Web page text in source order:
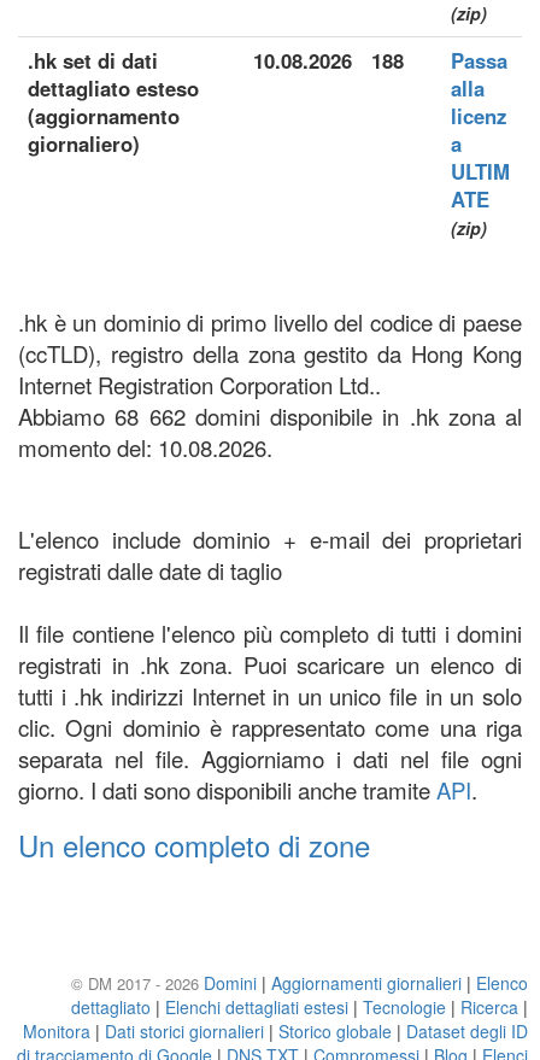
(zip)
.hk set di dati
dettagliato esteso
(aggiornamento
giornaliero)
10.08.2026 188
Passa
alla
licenz
a
ULTIM
ATE
(zip)
.hk è un dominio di primo livello del codice di paese
(ccTLD), registro della zona gestito da Hong Kong
Internet Registration Corporation Ltd..
Abbiamo 68 662 domini disponibile in .hk zona al
momento del: 10.08.2026.
L'elenco include dominio + e-mail dei proprietari
registrati dalle date di taglio
Il file contiene l'elenco più completo di tutti i domini
registrati in .hk zona. Puoi scaricare un elenco di
tutti i .hk indirizzi Internet in un unico file in un solo
clic. Ogni dominio è rappresentato come una riga
separata nel file. Aggiorniamo i dati nel file ogni
giorno. I dati sono disponibili anche tramiteAPI.
Un elenco completo di zone
© DM 2017 - 2026 Domini | Aggiornamenti giornalieri | Elenco
dettagliato | Elenchi dettagliati estesi | Tecnologie | Ricerca |
Monitora | Dati storici giornalieri | Storico globale | Dataset degli ID
di tracciamento di Google | DNS TXT | Compromessi | Blog | Elenci